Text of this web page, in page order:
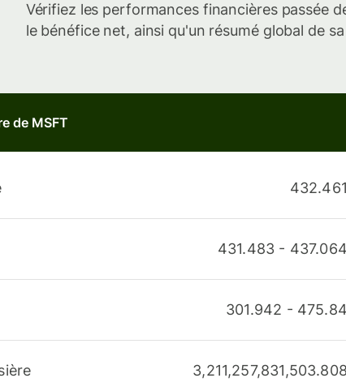
Vérifiez les performances financières passée
le bénéfice net, ainsi qu'un résumé global de
de MSFT
432.461
431.483 - 437.064
301.942 - 475.84
3,211,257,831,503.808